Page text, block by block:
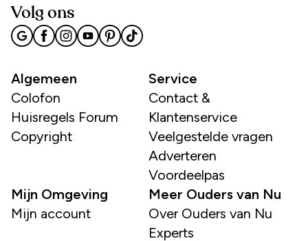
Volg ons
Algemeen
Colofon
Huisregels Forum
Copyright
Service
Contact &
Klantenservice
Veelgestelde vragen
Adverteren
Voordeelpas
Mijn Omgeving
Mijn account
Meer Ouders van Nu
Over Ouders van Nu
Experts